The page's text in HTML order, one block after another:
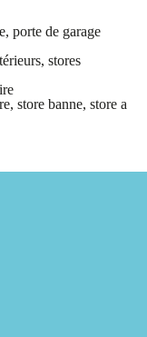
porte de garage
stores
store banne, store a